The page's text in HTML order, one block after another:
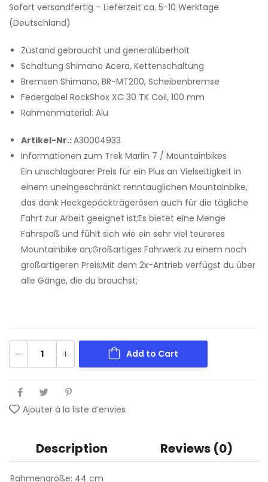
Sofort versandfertig – Lieferzeit ca. 5-10 Werktage
(Deutschland)
Zustand gebraucht und generalüberholt
Schaltung Shimano Acera, Kettenschaltung
Bremsen Shimano, BR-MT200, Scheibenbremse
Federgabel RockShox XC 30 TK Coil, 100 mm
Rahmenmaterial: Alu
Artikel-Nr.:A30004933
Informationen zum Trek Marlin 7 / Mountainbikes
Ein unschlagbarer Preis für ein Plus an Vielseitigkeit in
einem uneingeschränkt renntauglichen Mountainbike,
das dank Heckgepäckträgerösen auch für die tägliche
Fahrt zur Arbeit geeignet ist;Es bietet eine Menge
Fahrspaß und fühlt sich wie ein sehr viel teureres
Mountainbike an;Großartiges Fahrwerk zu einem noch
großartigeren Preis;Mit dem 2x-Antrieb verfügst du über
alle Gänge, die du brauchst;
Add to Cart
Ajouter à la liste d’envies
Description Reviews (0)
Rahmengröße: 44 cm